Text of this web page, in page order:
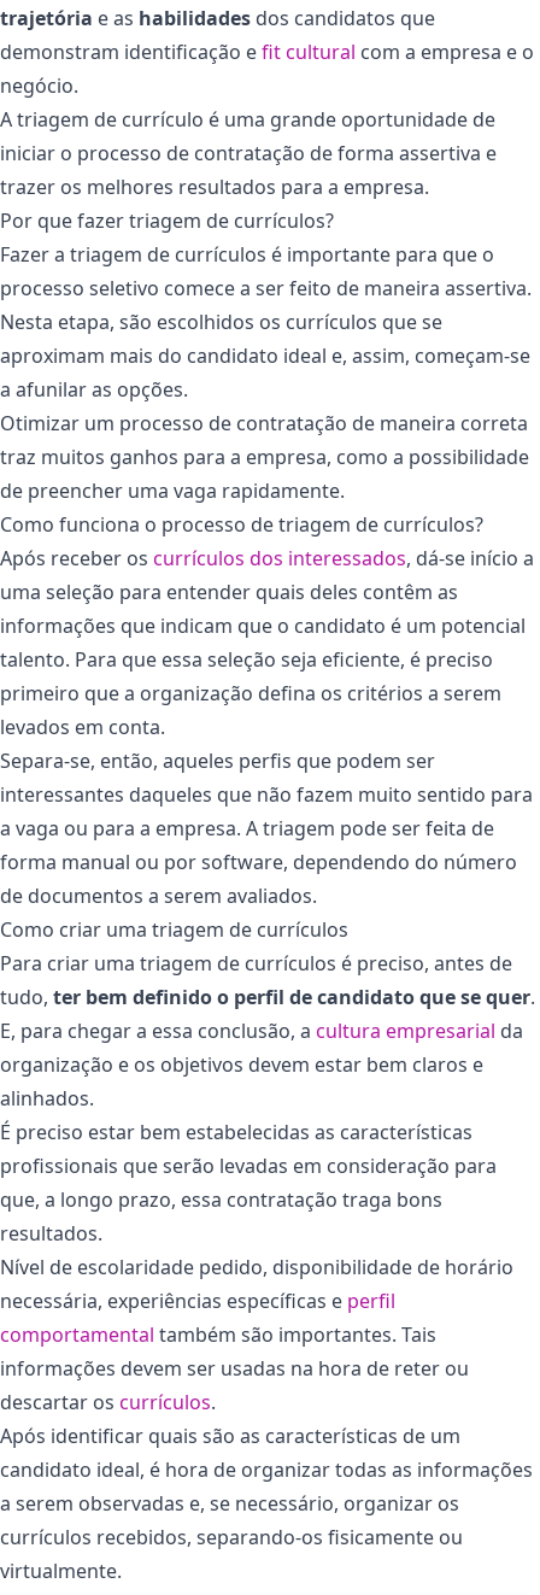
trajetória e as habilidades dos candidatos que
demonstram identificação efit cultural com a empresa e o
negócio.
A triagem de currículo é uma grande oportunidade de
iniciar o processo de contratação de forma assertiva e
trazer os melhores resultados para a empresa.
Por que fazer triagem de currículos?
Fazer a triagem de currículos é importante para que o
processo seletivo comece a ser feito de maneira assertiva.
Nesta etapa, são escolhidos os currículos que se
aproximam mais do candidato ideal e, assim, começam-se
a afunilar as opções.
Otimizar um processo de contratação de maneira correta
traz muitos ganhos para a empresa, como a possibilidade
de preencher uma vaga rapidamente.
Como funciona o processo de triagem de currículos?
Após receber os currículos dos interessados, dá-se início a
uma seleção para entender quais deles contêm as
informações que indicam que o candidato é um potencial
talento. Para que essa seleção seja eficiente, é preciso
primeiro que a organização defina os critérios a serem
levados em conta.
Separa-se, então, aqueles perfis que podem ser
interessantes daqueles que não fazem muito sentido para
a vaga ou para a empresa. A triagem pode ser feita de
forma manual ou por software, dependendo do número
de documentos a serem avaliados.
Como criar uma triagem de currículos
Para criar uma triagem de currículos é preciso, antes de
tudo, ter bem definido o perfil de candidato que se quer.
E, para chegar a essa conclusão, a cultura empresarial da
organização e os objetivos devem estar bem claros e
alinhados.
É preciso estar bem estabelecidas as características
profissionais que serão levadas em consideração para
que, a longo prazo, essa contratação traga bons
resultados.
Nível de escolaridade pedido, disponibilidade de horário
necessária, experiências específicas e perfil
comportamental também são importantes. Tais
informações devem ser usadas na hora de reter ou
descartar os currículos.
Após identificar quais são as características de um
candidato ideal, é hora de organizar todas as informações
a serem observadas e, se necessário, organizar os
currículos recebidos, separando-os fisicamente ou
virtualmente.